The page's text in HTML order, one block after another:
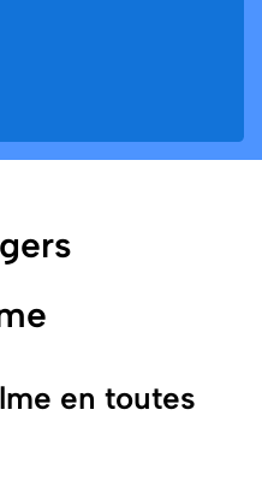
en toutes